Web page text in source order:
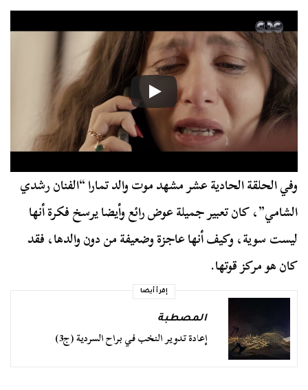
وفي الحلقة الحادية عشر مشهد موت والد تمارا “الفنان رشدي
الشامي”، كان تعبير جميلة عوض رائع وأيضا يرسخ فكرة أنها
ليست سوية، وكيف أنها عاجزة وضعيفة من دون والدها، فقد
كان هو مركز قوتها.
إقرأ أيضا
المصطبة
إعادة تدوير النخب في براح السردية (ج3)